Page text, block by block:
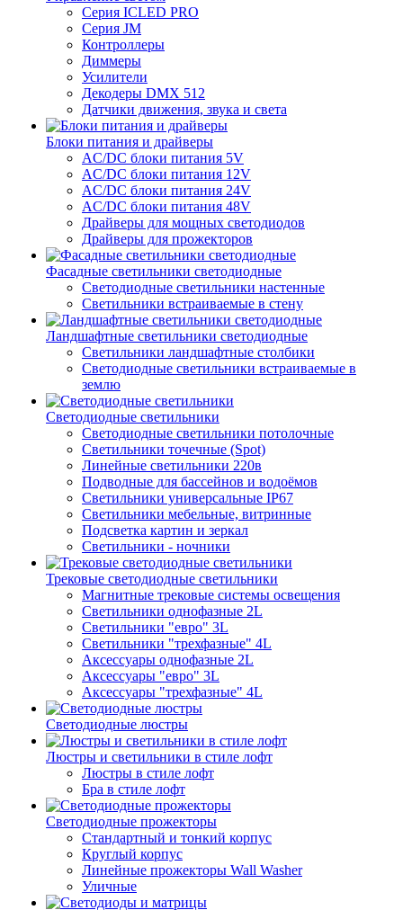
Серия ICLED PRO
Серия JM
Контроллеры
Диммеры
Усилители
Декодеры DMX 512
Датчики движения, звука и света
Блоки питания и драйверы
AC/DC блоки питания 5V
AC/DC блоки питания 12V
AC/DC блоки питания 24V
AC/DC блоки питания 48V
Драйверы для мощных светодиодов
Драйверы для прожекторов
Фасадные светильники светодиодные
Светодиодные светильники настенные
Светильники встраиваемые в стену
Ландшафтные светильники светодиодные
Светильники ландшафтные столбики
Светодиодные светильники встраиваемые в
землю
Светодиодные светильники
Светодиодные светильники потолочные
Светильники точечные (Spot)
Линейные светильники 220в
Подводные для бассейнов и водоёмов
Светильники универсальные IP67
Светильники мебельные, витринные
Подсветка картин и зеркал
Светильники - ночники
Трековые светодиодные светильники
Магнитные трековые системы освещения
Светильники однофазные 2L
Светильники "евро" 3L
Светильники "трехфазные" 4L
Аксессуары однофазные 2L
Аксессуары "евро" 3L
Аксессуары "трехфазные" 4L
Светодиодные люстры
Люстры и светильники в стиле лофт
Люстры в стиле лофт
Бра в стиле лофт
Светодиодные прожекторы
Стандартный и тонкий корпус
Круглый корпус
Линейные прожекторы Wall Washer
Уличные